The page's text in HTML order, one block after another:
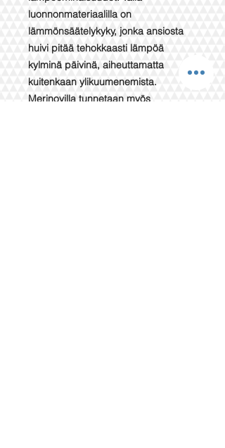
luonnonmateriaalilla on
lämmönsäätelykyky, jonka ansiosta
huivi pitää tehokkaasti lämpöä
kylminä päivinä, aiheuttamatta
kuitenkaan ylikuumenemista.
Merinovilla tunnetaan myös